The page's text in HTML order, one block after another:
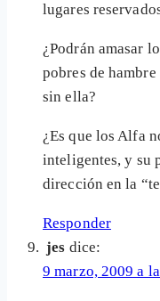
lugares
¿Podrán amasar
pobres de
sin ella?
¿Es que los Alfa
inteligentes, y su
dirección en la
Responder
jes dice:
9 marzo, 2009 a